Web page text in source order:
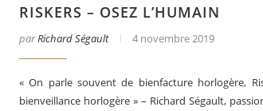
RISKERS – OSEZ L’HUMAIN
parRichard Ségault 4 novembre 2019
« On parle souvent de bienfacture horlogère,
bienveillance horlogère » – Richard Ségault,